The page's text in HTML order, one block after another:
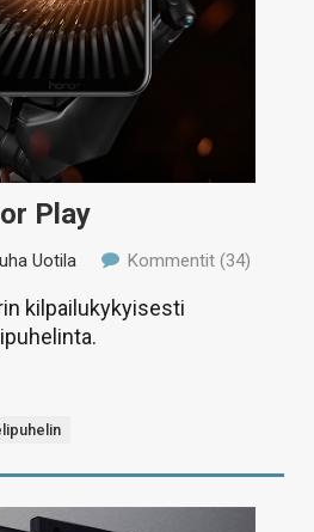
Play
Uotila Kommentit (34)
kilpailukykyisesti